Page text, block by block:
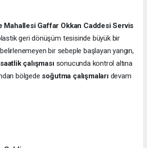
Mahallesi Gaffar Okkan Caddesi Servis
geri dönüşüm tesisinde büyük bir
belirlenemeyen bir sebeple başlayan yangın,
çalışmasısonucunda kontrol altına
bölgede soğutma çalışmalarıdevam